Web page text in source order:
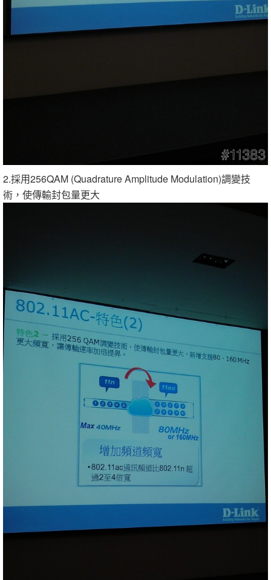
2.採用256QAM (Quadrature Amplitude Modulation)調變技
術，使傳輸封包量更大